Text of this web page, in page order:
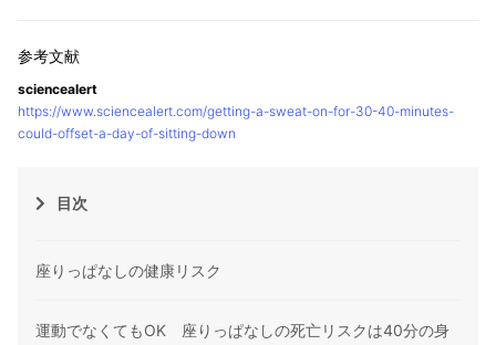
sciencealert
https://www.sciencealert.com/getting-a-sweat-on-for-30-40-minutes-
could-offset-a-day-of-sitting-down
目次
座りっぱなしの健康リスク
運動でなくてもOK 座りっぱなしの死亡リスクは40分の身